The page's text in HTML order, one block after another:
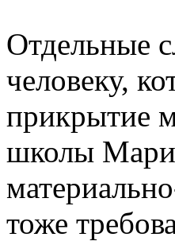
Отдельные
человеку,
прикрытие
школы
тоже